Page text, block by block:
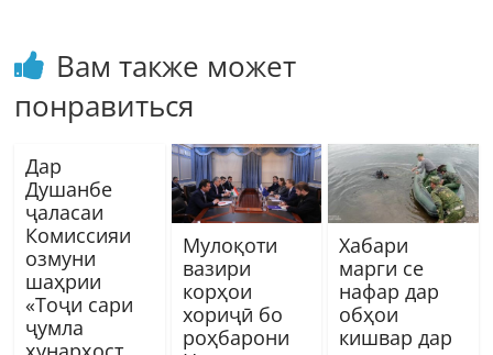
Вам также может
понравиться
Дар
Душанбе
ҷаласаи
Комиссияи
озмуни
шаҳрии
«Тоҷи сари
ҷумла
Мулоқоти
вазири
корҳои
хориҷӣ бо
роҳбарони
Хабари
марги се
нафар дар
обҳои
кишвар дар